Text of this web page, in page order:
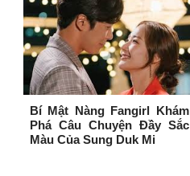
Bí Mật Nàng Fangirl Khám
Phá Câu Chuyện Đầy Sắc
Màu Của Sung Duk Mi